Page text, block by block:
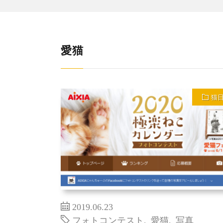
愛猫
猫
2019.06.23
フォトコンテスト
愛猫 写真